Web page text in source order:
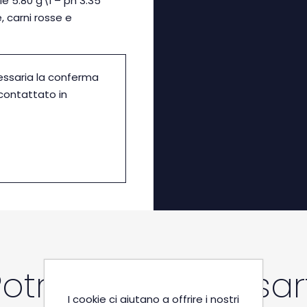
carni rosse e
la conferma
in
I cookie ci aiutano a offrire i nostri